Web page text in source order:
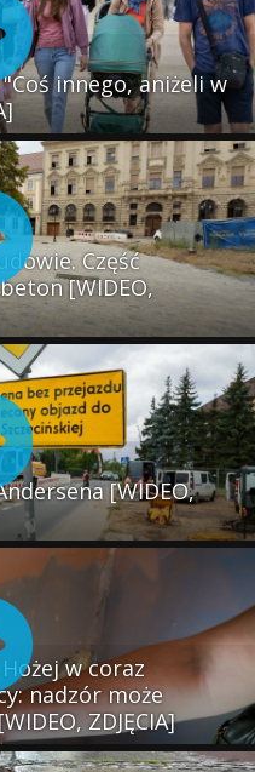
innego, aniżeli w
Część
[WIDEO,
[WIDEO,
w coraz
nadzór może
ZDJĘCIA]